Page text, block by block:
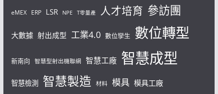
eMEX ERP LSR NPE T零量產 人才培育 參訪團
大數據 射出成型 工業4.0 數位孿生 數位轉型
新南向 智慧型射出機聯網 智慧工廠 智慧成型
智慧檢測 智慧製造 材料 模具 模具工廠